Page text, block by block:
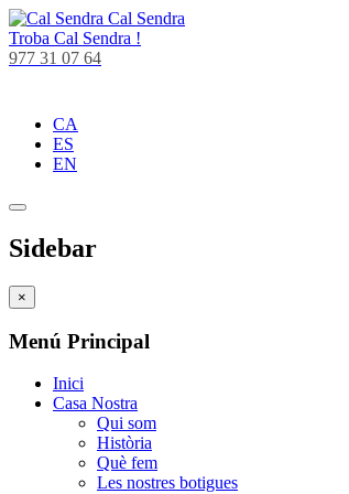
Cal Sendra
Troba Cal Sendra !
977 31 07 64
CA
ES
EN
Sidebar
×
Menú Principal
Inici
Casa Nostra
Qui som
Història
Què fem
Les nostres botigues